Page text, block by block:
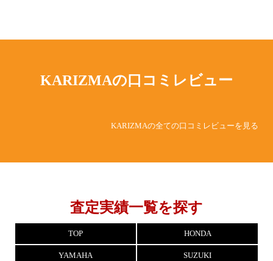
KARIZMAの 口コミレビュー
KARIZMAの全ての口コミレビューを見る
査定実績一覧を探す
TOP HONDA
YAMAHA SUZUKI